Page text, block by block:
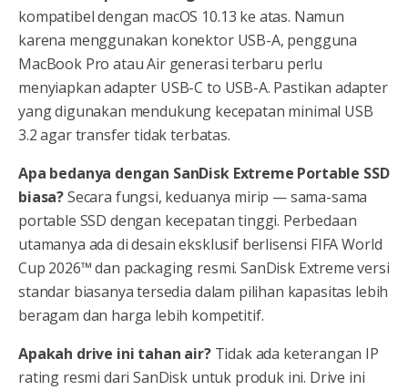
kompatibel dengan macOS 10.13 ke atas. Namun
karena menggunakan konektor USB-A, pengguna
MacBook Pro atau Air generasi terbaru perlu
menyiapkan adapter USB-C to USB-A. Pastikan adapter
yang digunakan mendukung kecepatan minimal USB
3.2 agar transfer tidak terbatas.
Apa bedanya dengan SanDisk Extreme Portable SSD
biasa?Secara fungsi, keduanya mirip — sama-sama
portable SSD dengan kecepatan tinggi. Perbedaan
utamanya ada di desain eksklusif berlisensi FIFA World
Cup 2026™ dan packaging resmi. SanDisk Extreme versi
standar biasanya tersedia dalam pilihan kapasitas lebih
beragam dan harga lebih kompetitif.
Apakah drive ini tahan air?Tidak ada keterangan IP
rating resmi dari SanDisk untuk produk ini. Drive ini